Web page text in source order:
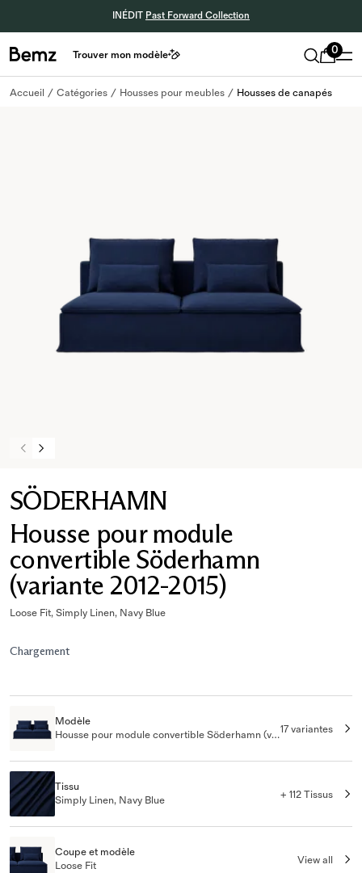
INÉDIT Past Forward Collection
Trouver mon modèle 0
Accueil Catégories Housses pour meubles Housses de canapés
SÖDERHAMN
Housse pour module
convertible Söderhamn
(variante 2012-2015)
Loose Fit, Simply Linen, Navy Blue
Chargement
Modèle
Housse pour module convertible Söderhamn (variante 2012-2015)
17 variantes
Tissu
Simply Linen, Navy Blue
+ 112 Tissus
Coupe et modèle
Loose Fit
View all